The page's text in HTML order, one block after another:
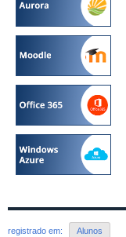
registrado em: Alunos